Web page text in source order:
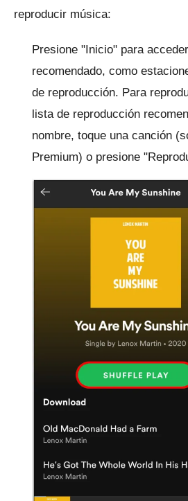
reproducir música:
Presione "Inicio" para
recomendado, como
de reproducción. Para
lista de reproducción
nombre, toque una canción
Premium) o presione